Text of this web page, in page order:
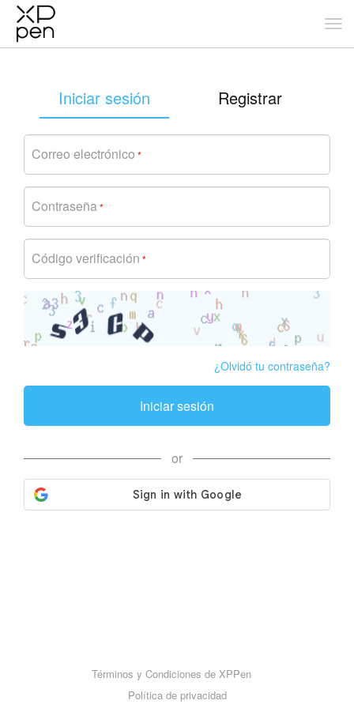
Iniciar sesión Registrar
Correo electrónico *
Contraseña*
Código verificación *
¿Olvidó tu contraseña?
Iniciar sesión
or
Términos y Condiciones de XPPen
Política de privacidad